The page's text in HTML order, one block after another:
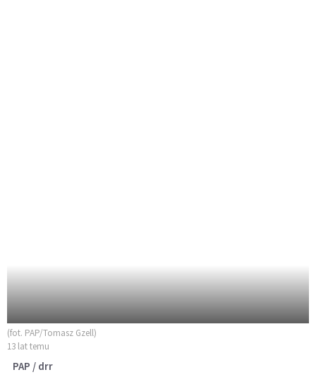
(fot. PAP/Tomasz Gzell)
13 lat temu
PAP / drr